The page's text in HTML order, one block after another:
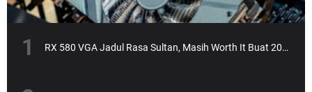
RX 580 VGA Jadul Rasa Sultan, Masih Worth It Buat 2025?